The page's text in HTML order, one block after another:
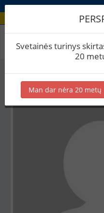
Aludario paskyra
Svetainės turinys
20
Man dar nėra 20 metų